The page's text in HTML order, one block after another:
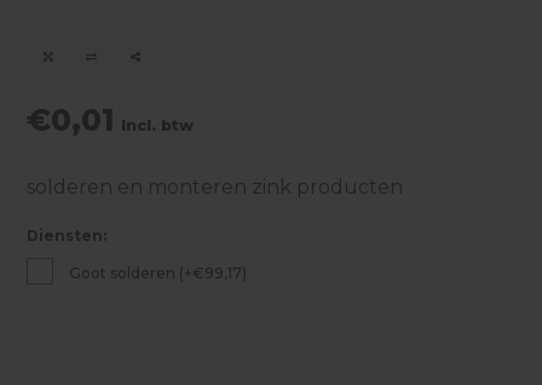
€0,01 Incl. btw
solderen en monteren zink producten
Diensten:
Goot solderen (+€99,17)